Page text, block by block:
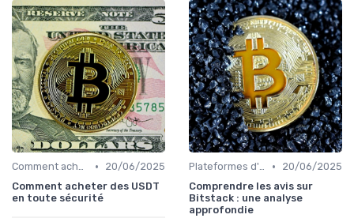
Comment acheter des cryptomonnaies •
20/06/2025
Comment acheter des USDT
en toute sécurité
Plateformes d'échange et portefeuilles •
20/06/2025
Comprendre les avis sur
Bitstack : une analyse
approfondie